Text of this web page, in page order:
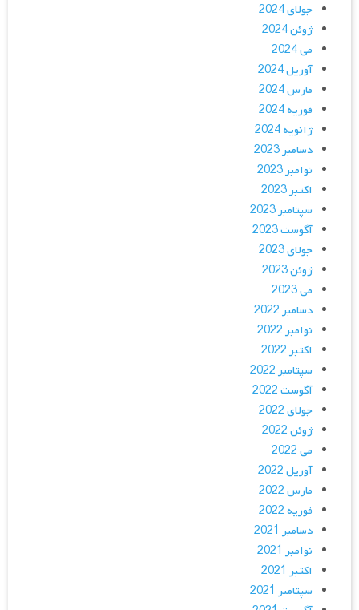
جولای 2024
ژوئن 2024
می 2024
آوریل 2024
مارس 2024
فوریه 2024
ژانویه 2024
دسامبر 2023
نوامبر 2023
اکتبر 2023
سپتامبر 2023
آگوست 2023
جولای 2023
ژوئن 2023
می 2023
دسامبر 2022
نوامبر 2022
اکتبر 2022
سپتامبر 2022
آگوست 2022
جولای 2022
ژوئن 2022
می 2022
آوریل 2022
مارس 2022
فوریه 2022
دسامبر 2021
نوامبر 2021
اکتبر 2021
سپتامبر 2021